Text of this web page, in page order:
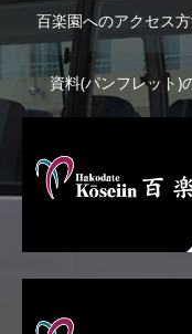
百楽園へのアクセス
資料(パンフレット)